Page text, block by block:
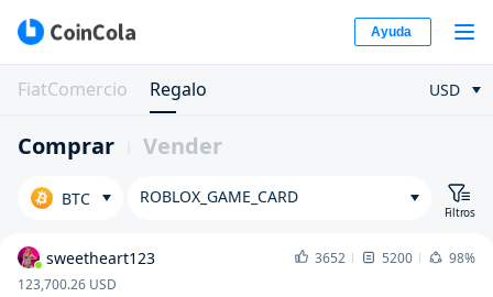
Ayuda
FiatComercio Regalo USD
Comprar Vender
BTC ROBLOX_GAME_CARD
Filtros
sweetheart123 3652 5200
98%
123,700.26 USD